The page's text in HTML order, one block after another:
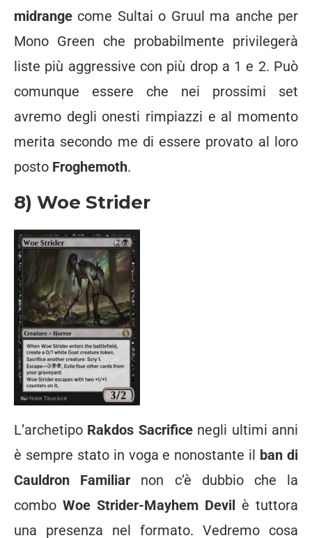
midrange come Sultai o Gruul ma anche per
Mono Green che probabilmente privilegerà
liste più aggressive con più drop a 1 e 2. Può
comunque essere che nei prossimi set
avremo degli onesti rimpiazzi e al momento
merita secondo me di essere provato al loro
posto Froghemoth.
8) Woe Strider
L’archetipo Rakdos Sacrificenegli ultimi anni
è sempre stato in voga e nonostante il ban di
Cauldron Familiar non c’è dubbio che la
combo Woe Strider-Mayhem Devil è tuttora
una presenza nel formato. Vedremo cosa